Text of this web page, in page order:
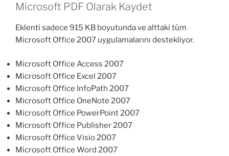
Microsoft PDF Olarak Kaydet
Eklenti sadece 915 KB boyutunda ve alttaki tüm
Microsoft Office 2007 uygulamalarını destekliyor.
Microsoft Office Access 2007
Microsoft Office Excel 2007
Microsoft Office InfoPath 2007
Microsoft Office OneNote 2007
Microsoft Office PowerPoint 2007
Microsoft Office Publisher 2007
Microsoft Office Visio 2007
Microsoft Office Word 2007